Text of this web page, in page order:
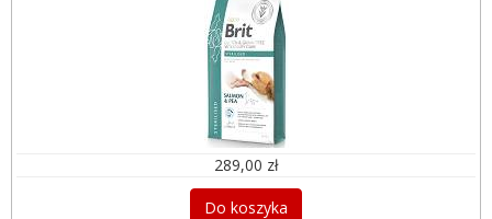
289,00 zł
Do koszyka